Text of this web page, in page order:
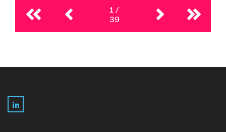
1 /
39
LinkedIn